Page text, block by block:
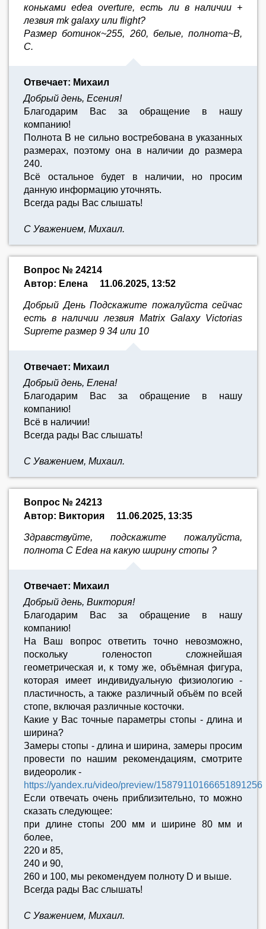
коньками edea overture, есть ли в наличии +
лезвия mk galaxy или flight?
Размер ботинок~255, 260, белые, полнота~B,
C.
Отвечает: Михаил
Добрый день, Есения!
Благодарим Вас за обращение в нашу
компанию!
Полнота B не сильно востребована в указанных
размерах, поэтому она в наличии до размера
240.
Всё остальное будет в наличии, но просим
данную информацию уточнять.
Всегда рады Вас слышать!
С Уважением, Михаил.
Вопрос № 24214
Автор: Елена
11.06.2025, 13:52
Добрый День Подскажите пожалуйста сейчас
есть в наличии лезвия Matrix Galaxy Victorias
Supreme размер 9 34 или 10
Отвечает: Михаил
Добрый день, Елена!
Благодарим Вас за обращение в нашу
компанию!
Всё в наличии!
Всегда рады Вас слышать!
С Уважением, Михаил.
Вопрос № 24213
Автор: Виктория
11.06.2025, 13:35
Здравствуйте, подскажите пожалуйста,
полнота C Edea на какую ширину стопы ?
Отвечает: Михаил
Добрый день, Виктория!
Благодарим Вас за обращение в нашу
компанию!
На Ваш вопрос ответить точно невозможно,
поскольку голеностоп сложнейшая
геометрическая и, к тому же, объёмная фигура,
которая имеет индивидуальную физиологию -
пластичность, а также различный объём по всей
стопе, включая различные косточки.
Какие у Вас точные параметры стопы - длина и
ширина?
Замеры стопы - длина и ширина, замеры просим
провести по нашим рекомендациям, смотрите
видеоролик -
https://yandex.ru/video/preview/15879110166651891256
Если отвечать очень приблизительно, то можно
сказать следующее:
при длине стопы 200 мм и ширине 80 мм и
более,
220 и 85,
240 и 90,
260 и 100, мы рекомендуем полноту D и выше.
Всегда рады Вас слышать!
С Уважением, Михаил.